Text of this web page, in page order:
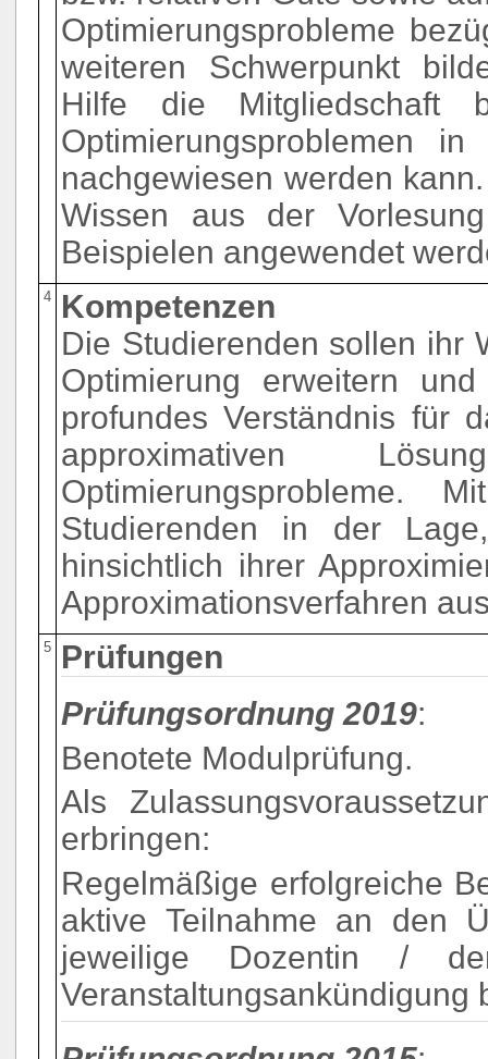
Optimierungsprobleme
weiteren Schwerpunkt
Hilfe die Mitgliedschaft
Optimierungsproblemen in
nachgewiesen werden
Wissen aus der
Beispielen angewendet
4
Kompetenzen
Die Studierenden sollen ihr
Optimierung erweitern
profundes Verständnis für
approximativen
Optimierungsprobleme.
Studierenden in der
hinsichtlich ihrer
Approximationsverfahren
5
Prüfungen
Prüfungsordnung 2019:
Benotete Modulprüfung.
Als
erbringen:
Regelmäßige erfolgreiche
aktive Teilnahme an den
jeweilige Dozentin /
Veranstaltungsankündigung